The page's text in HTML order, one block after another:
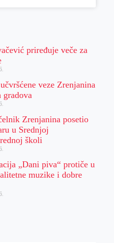
priređuje veče za
veze Zrenjanina
gradova
Zrenjanina posetio
u Srednjoj
školi
„Dani piva“ protiče u
muzike i dobre